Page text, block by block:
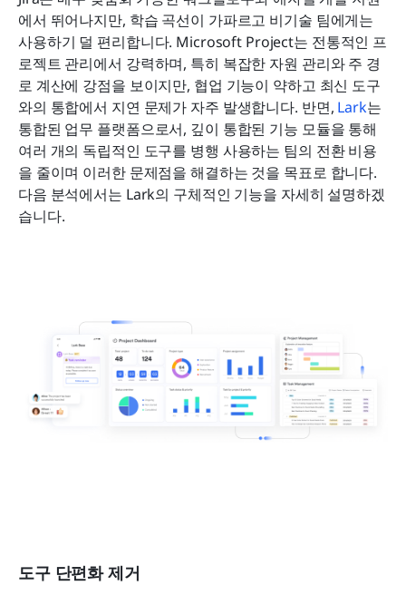
에서 뛰어나지만, 학습 곡선이 가파르고 비기술 팀에게는
사용하기 덜 편리합니다. Microsoft Project는 전통적인 프
로젝트 관리에서 강력하며, 특히 복잡한 자원 관리와 주 경
로 계산에 강점을 보이지만, 협업 기능이 약하고 최신 도구
와의 통합에서 지연 문제가 자주 발생합니다. 반면, Lark는
통합된 업무 플랫폼으로서, 깊이 통합된 기능 모듈을 통해
여러 개의 독립적인 도구를 병행 사용하는 팀의 전환 비용
을 줄이며 이러한 문제점을 해결하는 것을 목표로 합니다.
다음 분석에서는 Lark의 구체적인 기능을 자세히 설명하겠
습니다.
도구 단편화 제거